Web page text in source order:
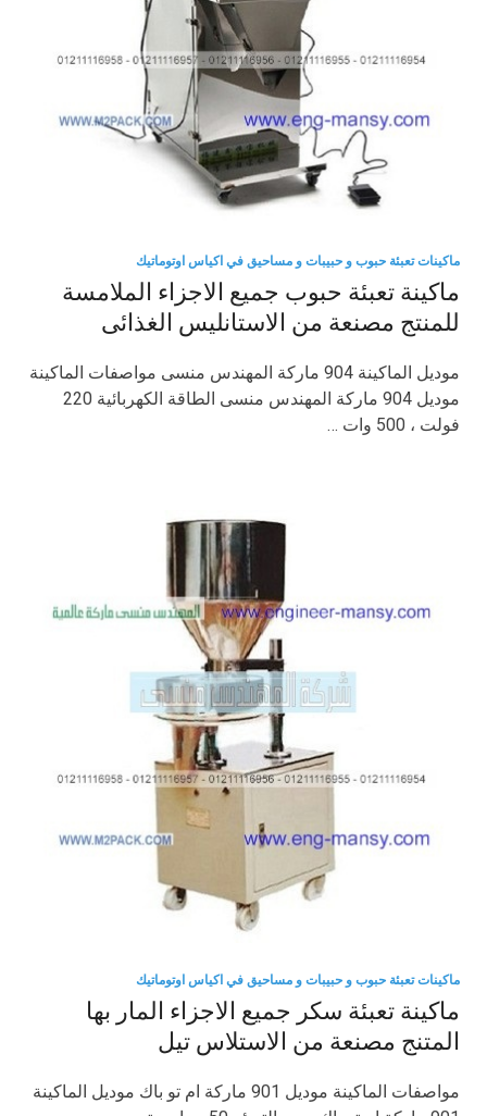
ماكينات تعبئة حبوب و حبيبات و مساحيق في اكياس اوتوماتيك
ماكينة تعبئة حبوب جميع الاجزاء الملامسة
للمنتج مصنعة من الاستانليس الغذائى
موديل الماكينة 904 ماركة المهندس منسى مواصفات الماكينة
موديل 904 ماركة المهندس منسى الطاقة الكهربائية 220
فولت ، 500 وات …
ماكينات تعبئة حبوب و حبيبات و مساحيق في اكياس اوتوماتيك
ماكينة تعبئة سكر جميع الاجزاء المار بها
المتنج مصنعة من الاستلاس تيل
مواصفات الماكينة موديل 901 ماركة ام تو باك موديل الماكينة